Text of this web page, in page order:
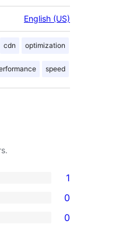
English (US)
cdn optimization
speed
1
0
0